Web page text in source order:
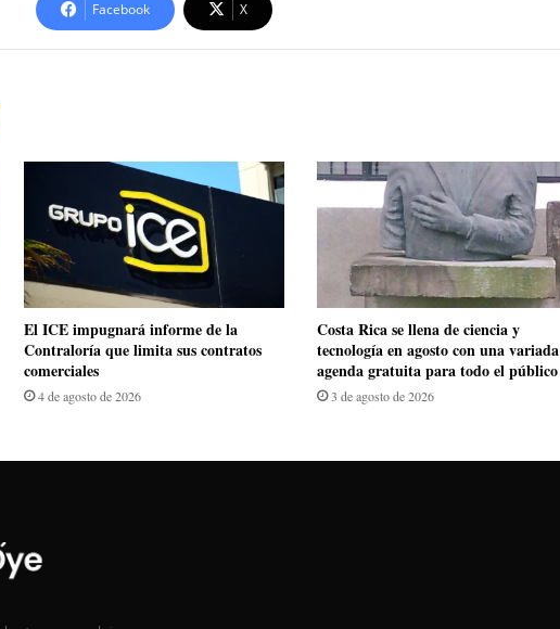
Facebook X
El ICE impugnará informe de la
Contraloría que limita sus contratos
comerciales
4 de agosto de 2026
​Costa Rica se llena de ciencia y
tecnología en agosto con una variada
agenda gratuita para todo el público
3 de agosto de 2026